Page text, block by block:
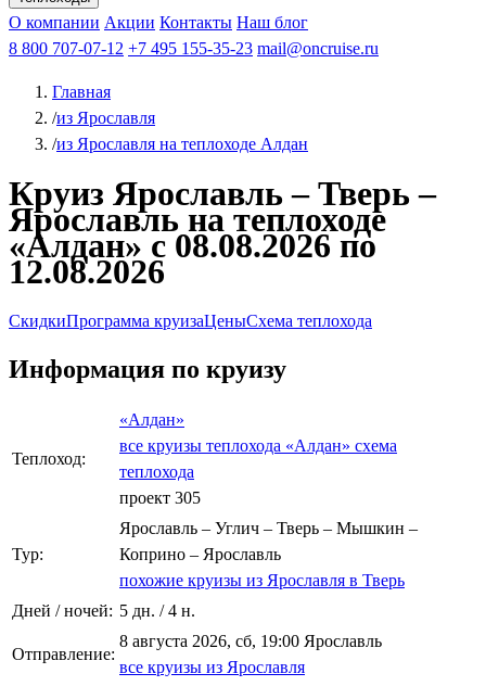
Чебоксарыиз Волгоградаиз Саратова Все города
КазаньВ Нижний НовгородВ ПермьВ Ростов-на-Дону
РыбинскНа СоловкиНа ВалаамПо ОкеПо Енисею
Афанасий Никитин Октябрьская революция
ФединАлександр СвешниковИван
МироновА.С.Попов
О компании Акции Контакты Наш блог
8 800 707-07-12 +7 495 155-35-23 mail@oncruise.ru
Главная
/из Ярославля
/из Ярославля на теплоходе Алдан
Круиз Ярославль – Тверь –
Ярославль на теплоходе
«Алдан» с 08.08.2026 по
12.08.2026
СкидкиПрограмма круизаЦеныСхема теплохода
Информация по круизу
Теплоход:
«Алдан»
все круизы теплохода «Алдан» схема
теплохода
проект 305
Тур:
Ярославль – Углич – Тверь – Мышкин –
Коприно – Ярославль
похожие круизы из Ярославля в Тверь
Дней / ночей: 5 дн. / 4 н.
Отправление:
8 августа 2026, сб, 19:00 Ярославль
все круизы из Ярославля